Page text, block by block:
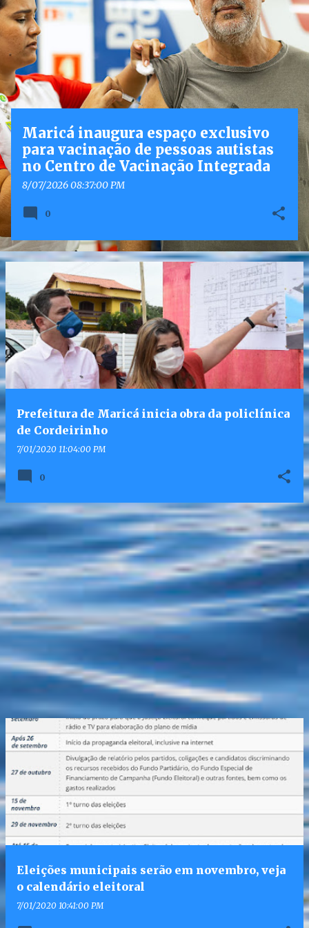
o
s
t
a
g
e
n
s
Maricá inaugura espaço exclusivo
para vacinação de pessoas autistas
no Centro de Vacinação Integrada
8/07/2026 08:37:00 PM
0
Prefeitura de Maricá inicia obra da policlínica
de Cordeirinho
7/01/2020 11:04:00 PM
0
Eleições municipais serão em novembro, veja
o calendário eleitoral
7/01/2020 10:41:00 PM